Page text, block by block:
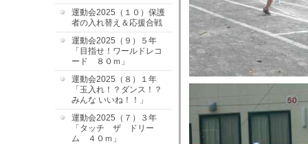
運動会2025（１０）保護
者の入れ替え＆応援合戦
運動会2025（９）５年
「目指せ！ワールドレコ
ード ８０ｍ」
運動会2025（８）１年
「玉入れ！？ダンス！？
みんな いいね！！」
運動会2025（７）３年
「タッチ ザ ドリー
ム ４０ｍ」